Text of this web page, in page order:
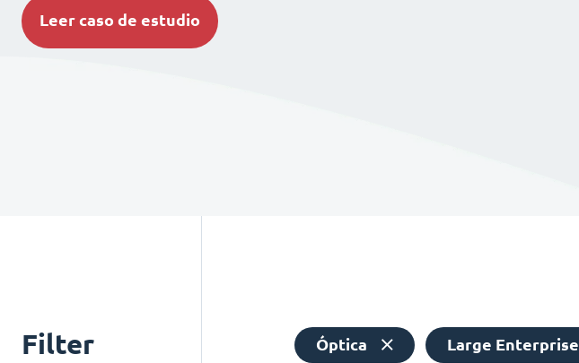
Leer caso de estudio
Filter Óptica Large Enterprise